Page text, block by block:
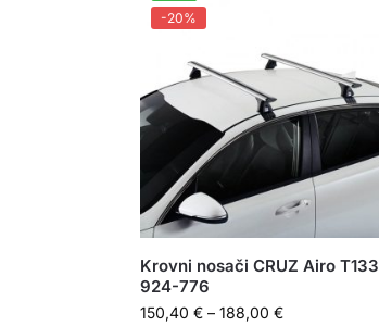
-20%
Krovni nosači CRUZ Airo T133
924-776
150,40 € – 188,00 €